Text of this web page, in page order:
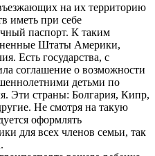
на их территорию
иметь при себе
паспорт. К таким
Штаты Америки,
Есть государства, с
соглашение о возможности
детьми по
Эти страны: Болгария, Кипр,
Не смотря на такую
оформлять
для всех членов семьи, так